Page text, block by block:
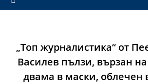
„Топ журналистика“ от
Василев пълзи, вързан
двама в маски, облечен